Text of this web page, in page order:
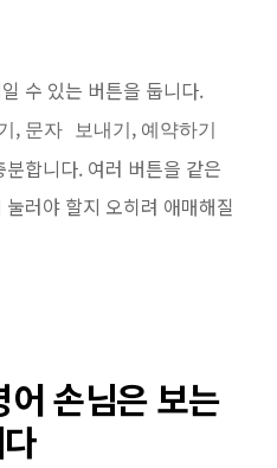
수 있는 버튼을 둡니다.
, 문자 보내기, 예약하기
합니다. 여러 버튼을 같은
러야 할지 오히려 애매해질
손님은 보는